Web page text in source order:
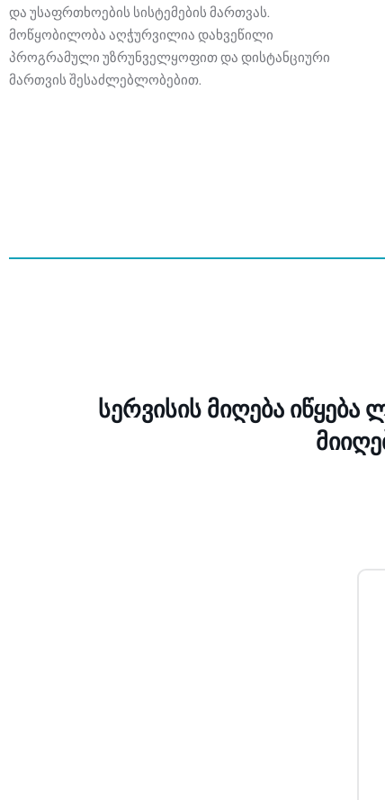
და უსაფრთხოების სისტემების მართვას.
მოწყობილობა აღჭურვილია დახვეწილი
პროგრამული უზრუნველყოფით და დისტანციური
მართვის შესაძლებლობებით.
სერვისის მიღება